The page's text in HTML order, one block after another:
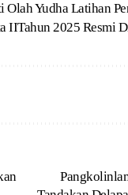
Yudha Latihan
IITahun 2025 Resmi